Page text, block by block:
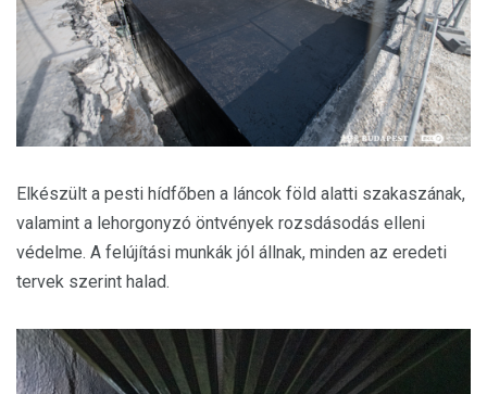
Elkészült a pesti hídfőben a láncok föld alatti szakaszának,
valamint a lehorgonyzó öntvények rozsdásodás elleni
védelme. A felújítási munkák jól állnak, minden az eredeti
tervek szerint halad.